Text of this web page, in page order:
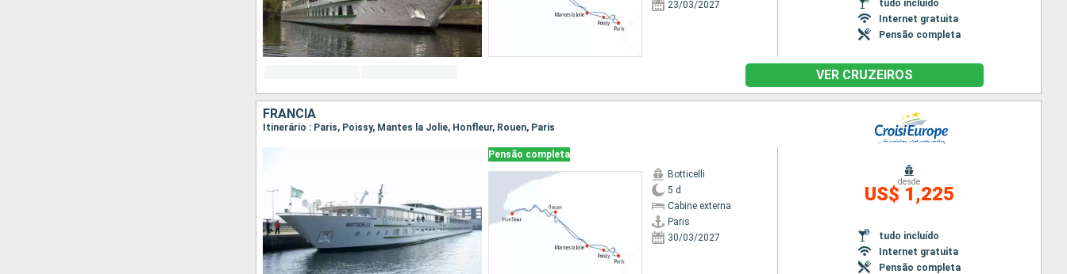
23/03/2027
tudo incluído
Internet gratuita
Pensão completa
VER CRUZEIROS
FRANCIA
Itinerário : Paris, Poissy, Mantes la Jolie, Honfleur, Rouen, Paris
Pensão completa
Botticelli
5 d
Cabine externa
Paris
30/03/2027
desde
US$ 1,225
tudo incluído
Internet gratuita
Pensão completa